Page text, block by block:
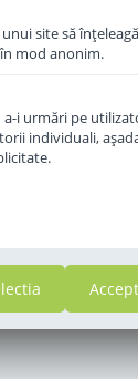
site să
mod anonim.
i urmări pe
individuali,